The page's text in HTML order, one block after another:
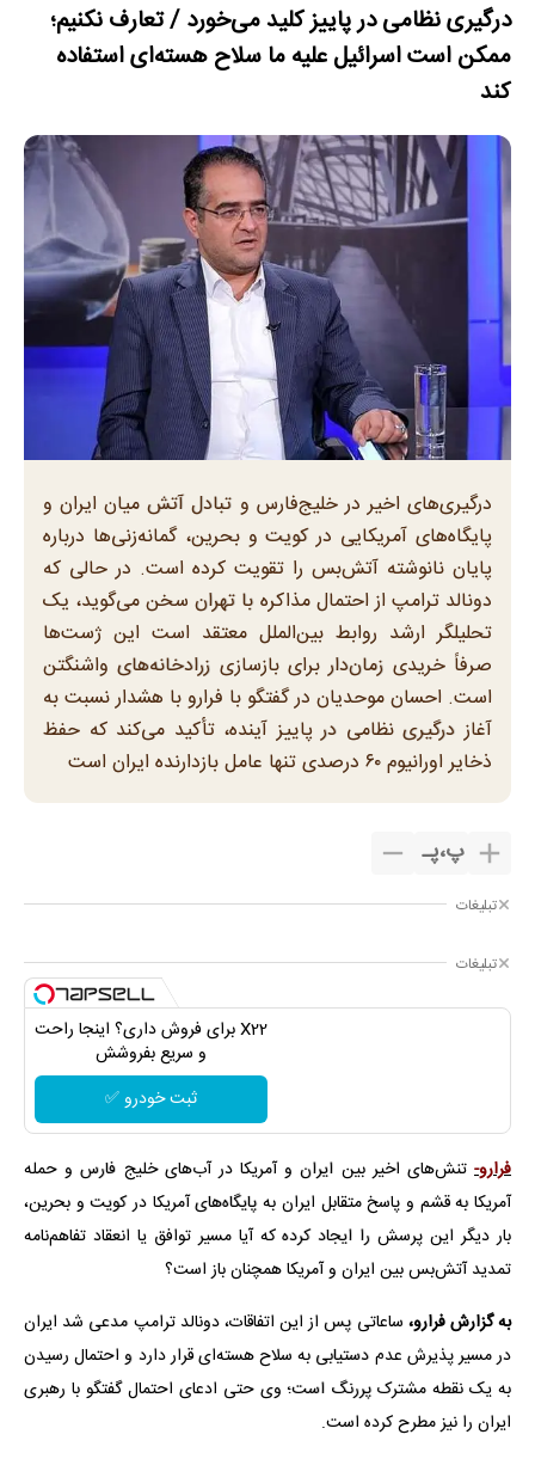
درگیری نظامی در پاییز کلید می‌خورد / تعارف نکنیم؛
ممکن است اسرائیل علیه ما سلاح هسته‌ای استفاده
کند
درگیری‌های اخیر در خلیج‌فارس و تبادل آتش میان ایران و
پایگاه‌های آمریکایی در کویت و بحرین، گمانه‌زنی‌ها درباره
پایان نانوشته آتش‌بس را تقویت کرده است. در حالی که
دونالد ترامپ از احتمال مذاکره با تهران سخن می‌گوید، یک
تحلیلگر ارشد روابط بین‌الملل معتقد است این ژست‌ها
صرفاً خریدی زمان‌دار برای بازسازی زرادخانه‌های واشنگتن
است. احسان موحدیان در گفتگو با فرارو با هشدار نسبت به
آغاز درگیری نظامی در پاییز آینده، تأکید می‌کند که حفظ
ذخایر اورانیوم ۶۰ درصدی تنها عامل بازدارنده ایران است
پ،پـ
تبلیغات
تبلیغات
X22 برای فروش داری؟ اینجا راحت
و سریع بفروشش
ثبت خودرو ✅
فرارو- تنش‌های اخیر بین ایران و آمریکا در آب‌های خلیج فارس و حمله
آمریکا به قشم و پاسخ متقابل ایران به پایگاه‌های آمریکا در کویت و بحرین،
بار دیگر این پرسش را ایجاد کرده که آیا مسیر توافق یا انعقاد تفاهم‌نامه
تمدید آتش‌بس بین ایران و آمریکا همچنان باز است؟
به گزارش فرارو، ساعاتی پس از این اتفاقات، دونالد ترامپ مدعی شد ایران
در مسیر پذیرش عدم دستیابی به سلاح هسته‌ای قرار دارد و احتمال رسیدن
به یک نقطه مشترک پررنگ است؛ وی حتی ادعای احتمال گفتگو با رهبری
ایران را نیز مطرح کرده است.